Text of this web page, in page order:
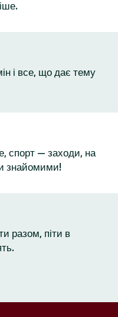
і все, що дає тему
спорт — заходи, на
знайомими!
разом, піти в